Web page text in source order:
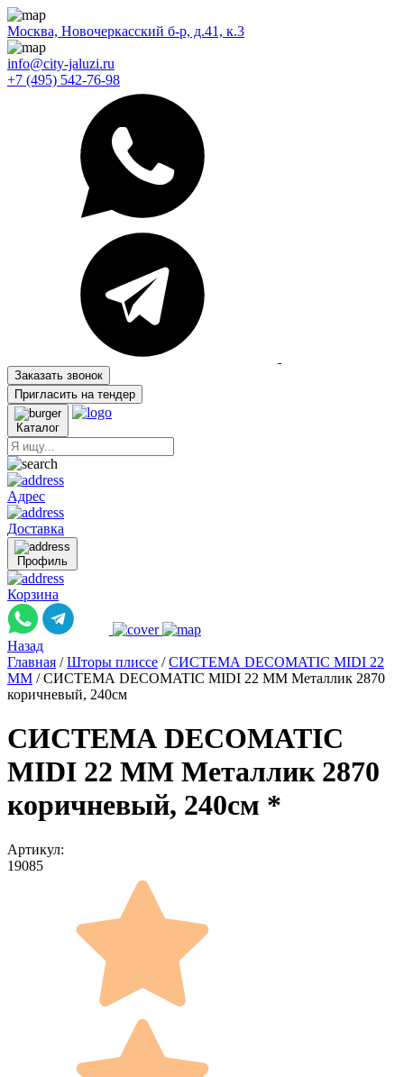
Москва, Новочеркасский б-р, д.41, к.3
info@city-jaluzi.ru
+7 (495) 542-76-98
Заказать звонок
Пригласить на тендер
Каталог
Адрес
Доставка
Профиль
Корзина
Назад
Главная / Шторы плиссе / СИСТЕМА DECOMATIC MIDI 22
ММ / СИСТЕМА DECOMATIC MIDI 22 ММ Металлик 2870
коричневый, 240см
СИСТЕМА DECOMATIC
MIDI 22 ММ Металлик 2870
коричневый, 240см *
Артикул:
19085